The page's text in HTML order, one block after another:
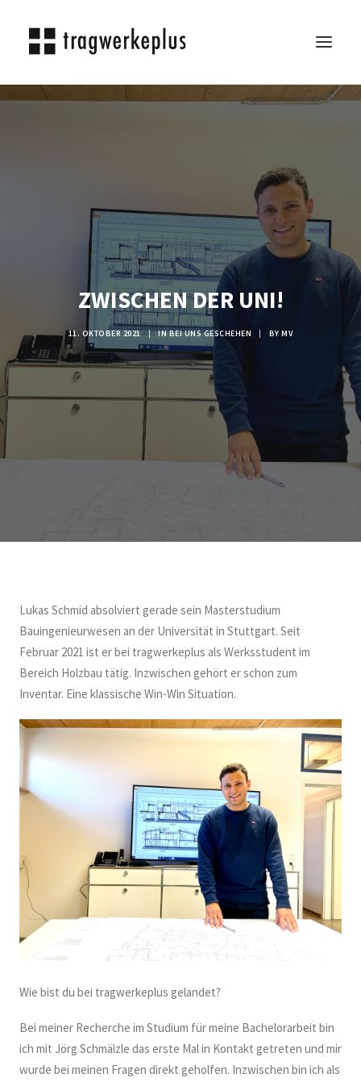
ZWISCHEN DER UNI!
11. OKTOBER 2021 | INBEI UNS GESCHEHEN | BYMV
Lukas Schmid absolviert gerade sein Masterstudium
Bauingenieurwesen an der Universität in Stuttgart. Seit
Februar 2021 ist er bei tragwerkeplus als Werksstudent im
Bereich Holzbau tätig. Inzwischen gehört er schon zum
Inventar. Eine klassische Win-Win Situation.
Wie bist du bei tragwerkeplus gelandet?
Bei meiner Recherche im Studium für meine Bachelorarbeit bin
ich mit Jörg Schmälzle das erste Mal in Kontakt getreten und mir
wurde bei meinen Fragen direkt geholfen. Inzwischen bin ich als